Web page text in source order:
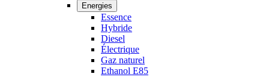
Energies
Essence
Hybride
Diesel
Électrique
Gaz naturel
Ethanol E85